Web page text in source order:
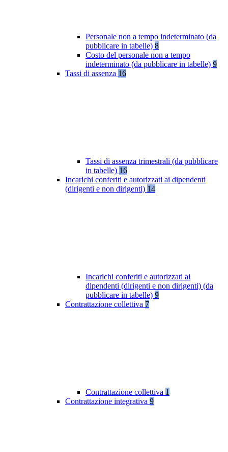
Personale non a tempo indeterminato (da
pubblicare in tabelle) 8
Costo del personale non a tempo
indeterminato (da pubblicare in tabelle) 9
Tassi di assenza 16
Tassi di assenza trimestrali (da pubblicare
in tabelle) 16
Incarichi conferiti e autorizzati ai dipendenti
(dirigenti e non dirigenti) 14
Incarichi conferiti e autorizzati ai
dipendenti (dirigenti e non dirigenti) (da
pubblicare in tabelle) 9
Contrattazione collettiva 7
Contrattazione collettiva 1
Contrattazione integrativa 9